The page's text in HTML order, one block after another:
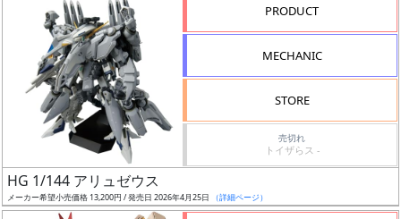
グ
レ
ー
PRODUCT
MECHANIC
STORE
売切れ
トイザらス -
HG 1/144 アリュゼウス
メーカー希望小売価格 13,200円 / 発売日 2026年4月25日 （詳細ページ）